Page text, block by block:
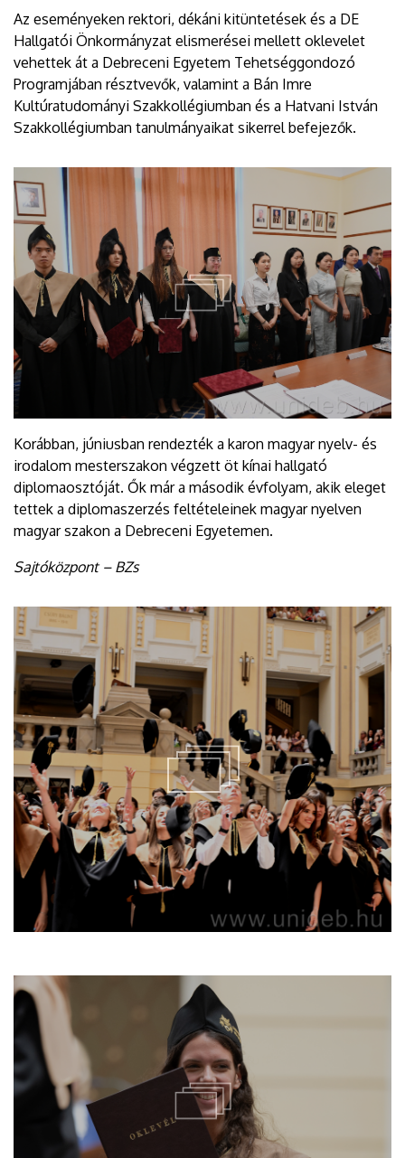
Az eseményeken rektori, dékáni kitüntetések és a DE
Hallgatói Önkormányzat elismerései mellett oklevelet
vehettek át a Debreceni Egyetem Tehetséggondozó
Programjában résztvevők, valamint a Bán Imre
Kultúratudományi Szakkollégiumban és a Hatvani István
Szakkollégiumban tanulmányaikat sikerrel befejezők.
Korábban, júniusban rendezték a karon magyar nyelv- és
irodalom mesterszakon végzett öt kínai hallgató
diplomaosztóját. Ők már a második évfolyam, akik eleget
tettek a diplomaszerzés feltételeinek magyar nyelven
magyar szakon a Debreceni Egyetemen.
Sajtóközpont – BZs